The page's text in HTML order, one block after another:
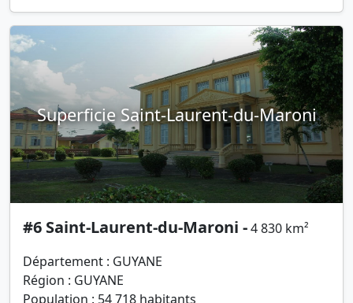
Superficie Saint-Laurent-du-Maroni
#6 Saint-Laurent-du-Maroni -4 830 km²
Département : GUYANE
Région : GUYANE
Population : 54 718 habitants